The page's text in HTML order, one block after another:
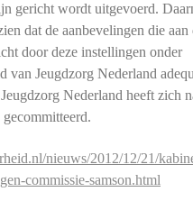
gericht wordt uitgevoerd.
dat de aanbevelingen die aan
door deze instellingen onder
van Jeugdzorg Nederland
Nederland heeft zich
nieuws/2012/12/21/
commissie-samson.html